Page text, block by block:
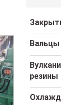
резины